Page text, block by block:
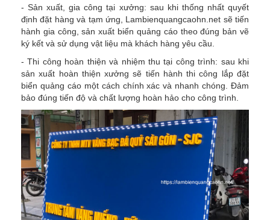
- Sản xuất, gia công tại xưởng: sau khi thống nhất quyết
định đặt hàng và tạm ứng, Lambienquangcaohn.net sẽ tiến
hành gia công, sản xuất biển quảng cáo theo đúng bản vẽ
ký kết và sử dụng vật liệu mà khách hàng yêu cầu.
- Thi công hoàn thiện và nhiệm thu tại công trình: sau khi
sản xuất hoàn thiện xưởng sẽ tiến hành thi công lắp đặt
biển quảng cáo một cách chính xác và nhanh chóng. Đảm
bảo đúng tiến độ và chất lượng hoàn hảo cho công trình.